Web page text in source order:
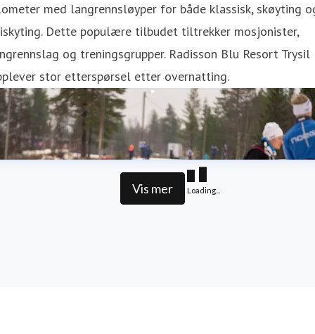
med langrennsløyper for både klassisk, skøyting
Dette populære tilbudet tiltrekker mosjonister,
og treningsgrupper. Radisson Blu Resort Trysil
stor etterspørsel etter overnatting.
Vis mer Loading...